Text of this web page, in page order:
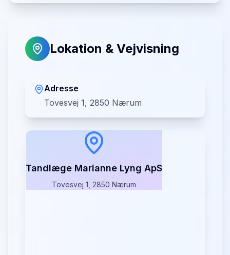
Lokation & Vejvisning
Adresse
Tovesvej 1, 2850 Nærum
Tandlæge Marianne Lyng ApS
Tovesvej 1, 2850 Nærum